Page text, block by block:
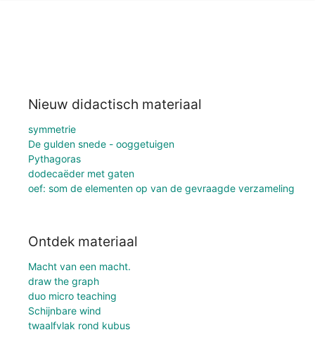
Nieuw didactisch materiaal
symmetrie
De gulden snede - ooggetuigen
Pythagoras
dodecaëder met gaten
oef: som de elementen op van de gevraagde verzameling
Ontdek materiaal
Macht van een macht.
draw the graph
duo micro teaching
Schijnbare wind
twaalfvlak rond kubus